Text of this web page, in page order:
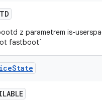
z parametrem is-
fastboot`
State